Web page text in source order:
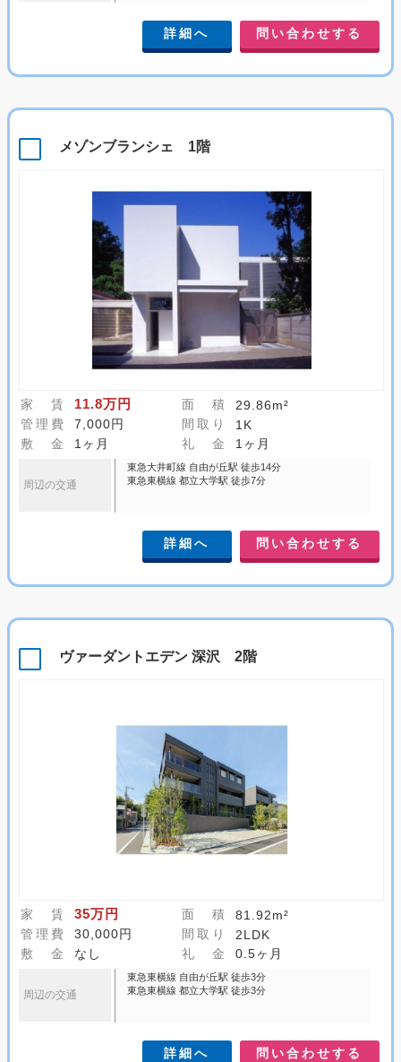
詳細へ 問い合わせする
メゾンブランシェ 1階
家 賃 11.8万円 面 積
29.86m²
管理費
7,000円 間取り
1K
敷 金
1ヶ月 礼 金 1ヶ月
周辺の交通
東急大井町線 自由が丘駅 徒歩14分
東急東横線 都立大学駅 徒歩7分
詳細へ 問い合わせする
ヴァーダントエデン 深沢 2階
家 賃 35万円 面 積
81.92m²
管理費
30,000円 間取り
2LDK
敷 金
なし 礼 金 0.5ヶ月
周辺の交通
東急東横線 自由が丘駅 徒歩3分
東急東横線 都立大学駅 徒歩3分
詳細へ 問い合わせする